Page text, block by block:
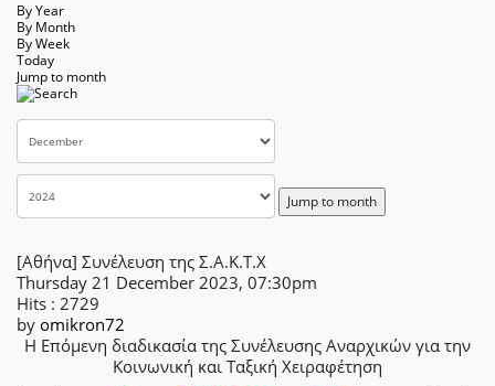
By Year
By Month
By Week
Today
Jump to month
Jump to month
[Αθήνα] Συνέλευση της Σ.Α.Κ.Τ.Χ
Thursday 21 December 2023, 07:30pm
Hits : 2729
by omikron72
H Επόμενη διαδικασία της Συνέλευσης Αναρχικών για την
Κοινωνική και Ταξική Χειραφέτηση